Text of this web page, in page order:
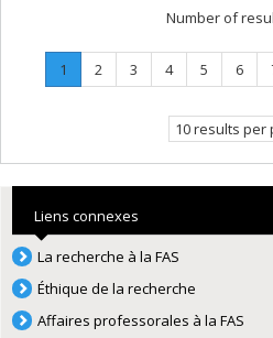
Number of
Page
1
Current
Page
2 Page
3 Page
4 Page
5 Page
6
10 results per
Liens connexes
La recherche à la FAS
Éthique de la recherche
Affaires professorales à la FAS